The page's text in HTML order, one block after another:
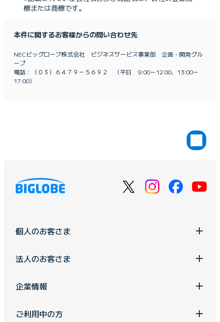
標または商標です。
本件に関するお客様からの問い合わせ先
NECビッグローブ株式会社 ビジネスサービス事業部 企画・開発グル
ープ
電話：（０３）６４７９－５６９２ （平日 9:00～12:00、13:00～
17:00）
個人のお客さま
法人のお客さま
企業情報
ご利用中の方